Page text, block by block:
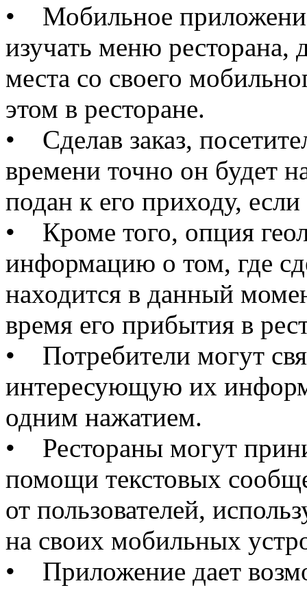
• Мобильное
изучать меню ресторана,
места со своего
этом в ресторане.
• Сделав заказ,
времени точно он будет
подан к его приходу,
• Кроме того, опция
информацию о том, где
находится в данный
время его прибытия в
• Потребители могут
интересующую их
одним нажатием.
• Рестораны могут
помощи текстовых
от пользователей,
на своих мобильных
• Приложение дает